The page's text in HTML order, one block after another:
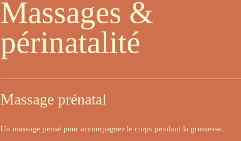
Massages &
périnatalité
Massage prénatal
Un massage pensé pour accompagner le corps pendant la grossesse.